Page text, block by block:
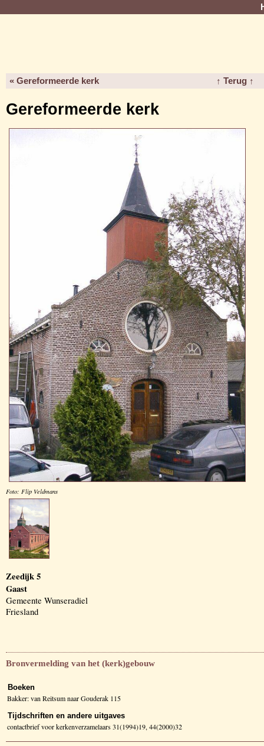
« Gereformeerde kerk ↑ Terug ↑
Gereformeerde kerk
Foto: Flip Veldmans
Zeedijk 5
Gaast
Gemeente Wunseradiel
Friesland
Bronvermelding van het (kerk)gebouw
Boeken
Bakker: van Reitsum naar Gouderak 115
Tijdschriften en andere uitgaves
contactbrief voor kerkenverzamelaars 31(1994)19, 44(2000)32